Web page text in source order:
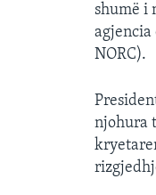
shumë i
agjencia
NORC).
njohura